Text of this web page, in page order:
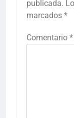
publicada.
marcados *
Comentario *